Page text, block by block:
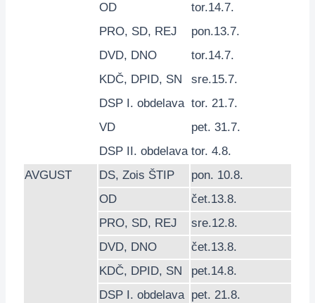
OD
tor.14.7.
PRO, SD, REJ
pon.13.7.
DVD, DNO
tor.14.7.
KDČ, DPID, SN
sre.15.7.
DSP I. obdelava tor. 21.7.
VD
pet. 31.7.
DSP II. obdelava tor. 4.8.
AVGUST
DS, Zois ŠTIP
pon. 10.8.
OD
čet.13.8.
PRO, SD, REJ
sre.12.8.
DVD, DNO
čet.13.8.
KDČ, DPID, SN
pet.14.8.
DSP I. obdelava pet. 21.8.